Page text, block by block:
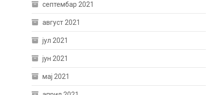
септембар 2021
август 2021
јул 2021
јун 2021
мај 2021